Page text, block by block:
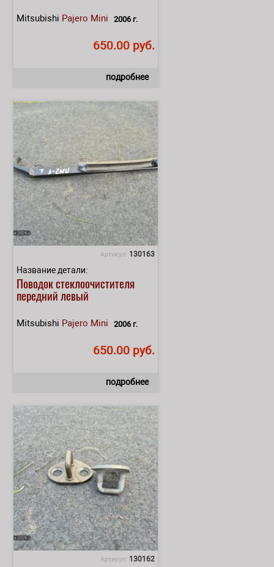
Mitsubishi Pajero Mini 2006 г.
650.00 руб.
подробнее
Артикул: 130163
Название детали:
Поводок стеклоочистителя
передний левый
Mitsubishi Pajero Mini 2006 г.
650.00 руб.
подробнее
Артикул: 130162